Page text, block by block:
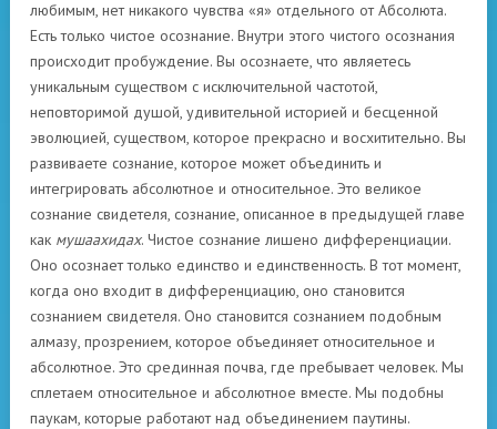
любимым, нет никакого чувства «я» отдельного от Абсолюта.
Есть только чистое осознание. Внутри этого чистого осознания
происходит пробуждение. Вы осознаете, что являетесь
уникальным существом с исключительной частотой,
неповторимой душой, удивительной историей и бесценной
эволюцией, существом, которое прекрасно и восхитительно. Вы
развиваете сознание, которое может объединить и
интегрировать абсолютное и относительное. Это великое
сознание свидетеля, сознание, описанное в предыдущей главе
как мушаахидах. Чистое сознание лишено дифференциации.
Оно осознает только единство и единственность. В тот момент,
когда оно входит в дифференциацию, оно становится
сознанием свидетеля. Оно становится сознанием подобным
алмазу, прозрением, которое объединяет относительное и
абсолютное. Это срединная почва, где пребывает человек. Мы
сплетаем относительное и абсолютное вместе. Мы подобны
паукам, которые работают над объединением паутины.